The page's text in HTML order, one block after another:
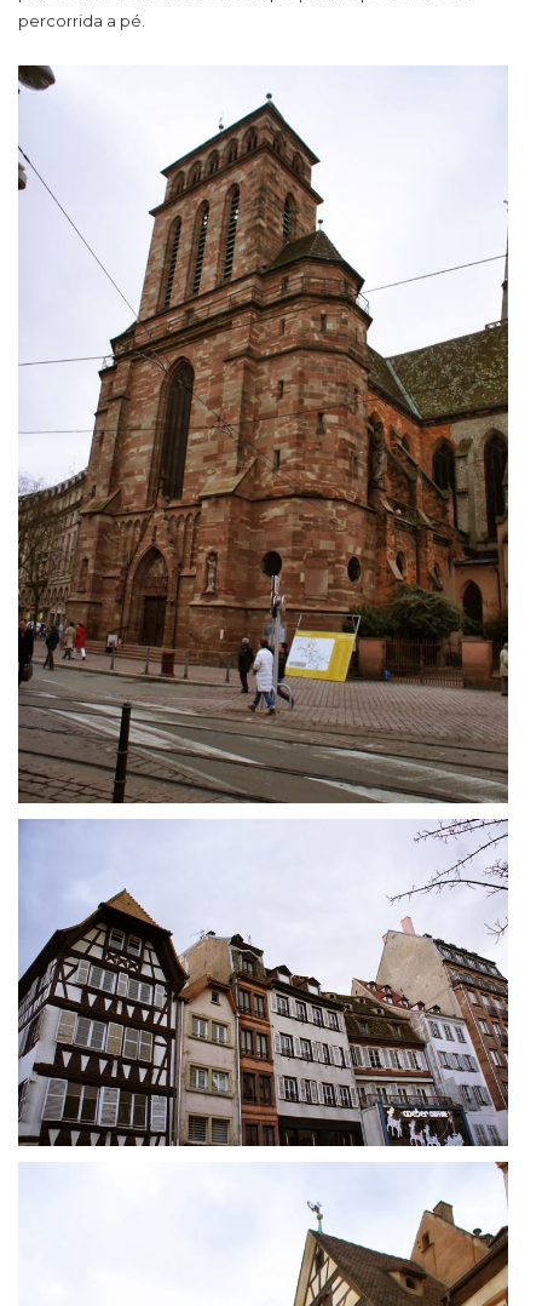
percorrida a pé.